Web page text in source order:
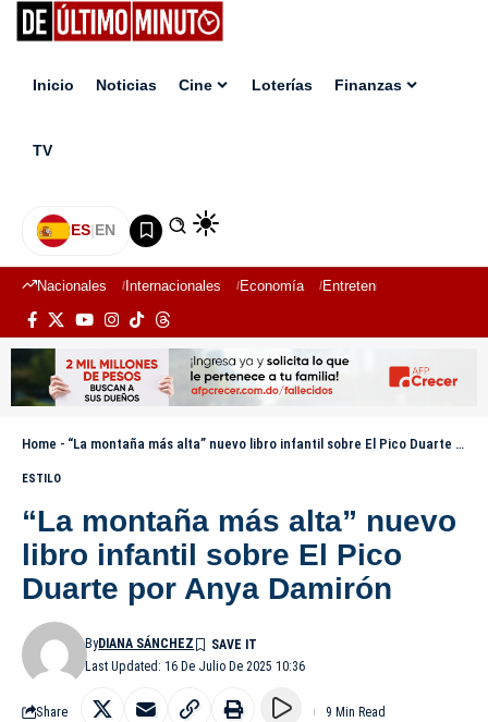
Inicio Noticias Cine Loterías Finanzas
TV
ES|EN
Nacionales Internacionales Economía Entretenimiento
Home - “La montaña más alta” nuevo libro infantil sobre El Pico Duarte por Anya Damirón
ESTILO
“La montaña más alta” nuevo
libro infantil sobre El Pico
Duarte por Anya Damirón
Last Updated: 16 De Julio De 2025 10:36
ByDIANA SÁNCHEZ
Share 9 Min Read